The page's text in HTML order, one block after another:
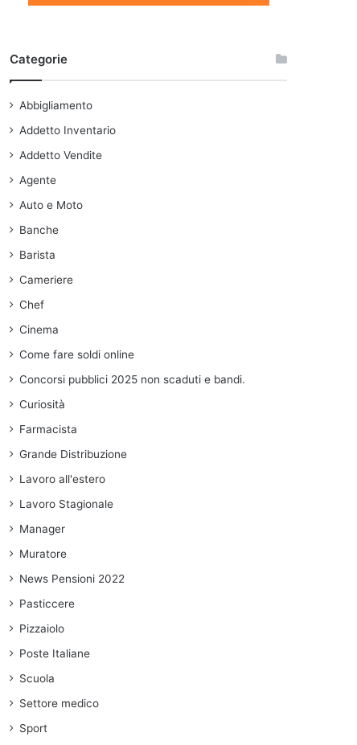
Categorie
Abbigliamento
Addetto Inventario
Addetto Vendite
Agente
Auto e Moto
Banche
Barista
Cameriere
Chef
Cinema
Come fare soldi online
Concorsi pubblici 2025 non scaduti e bandi.
Curiosità
Farmacista
Grande Distribuzione
Lavoro all'estero
Lavoro Stagionale
Manager
Muratore
News Pensioni 2022
Pasticcere
Pizzaiolo
Poste Italiane
Scuola
Settore medico
Sport